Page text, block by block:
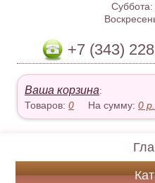
+7 (343)
Ваша корзина:
Товаров:0 На сумму:0 р.